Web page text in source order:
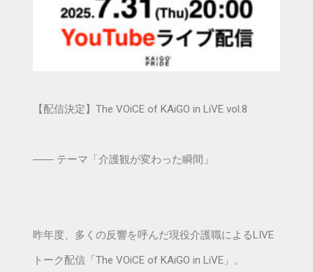
【配信決定】The VOiCE of KAiGO in LiVE vol.8
―― テーマ「介護観が変わった瞬間」
昨年度、多くの反響を呼んだ現役介護職によるLIVE
トーク配信「The VOiCE of KAiGO in LiVE」。